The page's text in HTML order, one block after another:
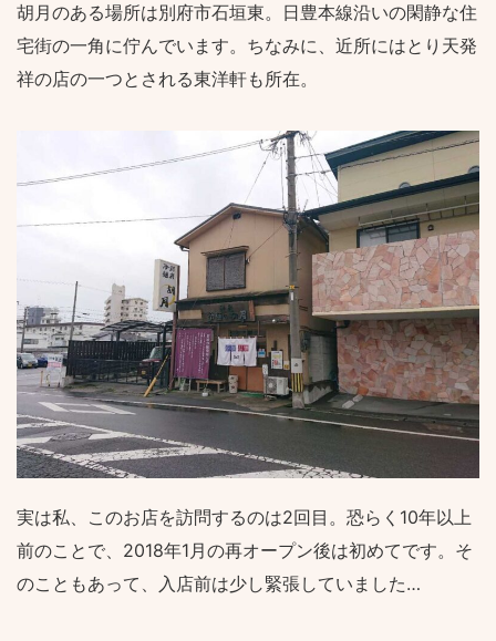
胡月のある場所は別府市石垣東。日豊本線沿いの閑静な住
宅街の一角に佇んでいます。ちなみに、近所にはとり天発
祥の店の一つとされる東洋軒も所在。
実は私、このお店を訪問するのは2回目。恐らく10年以上
前のことで、2018年1月の再オープン後は初めてです。そ
のこともあって、入店前は少し緊張していました…